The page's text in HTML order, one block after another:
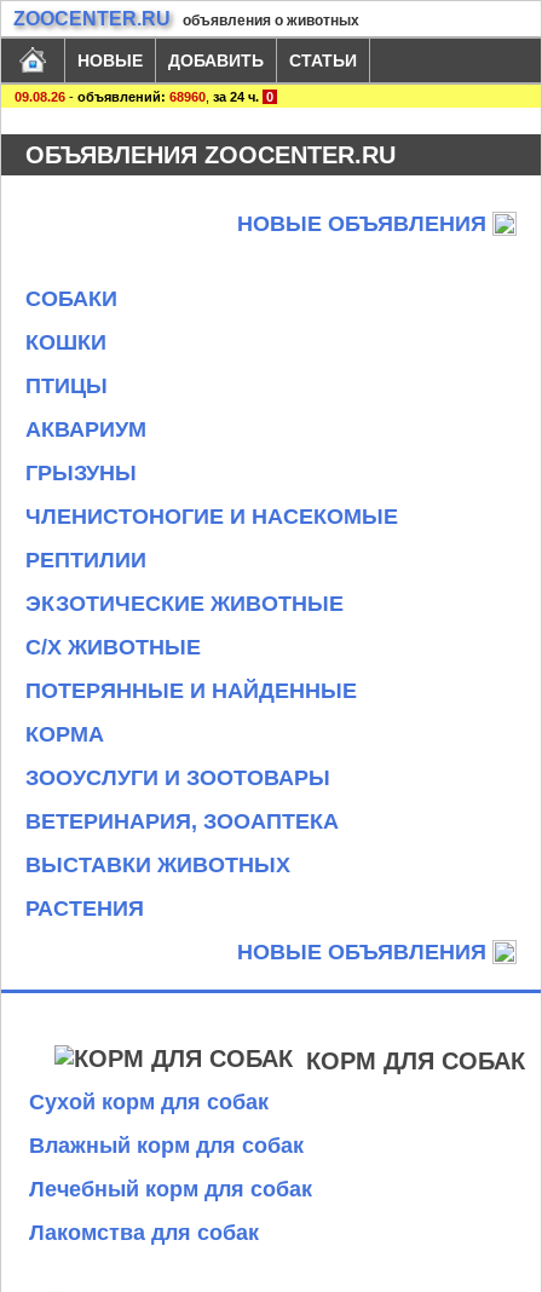
ZOOCENTER.RU объявления о животных
НОВЫЕ ДОБАВИТЬ СТАТЬИ
09.08.26 - объявлений: 68960 за 24 ч. 0
ОБЪЯВЛЕНИЯ ZOOCENTER.RU
НОВЫЕ ОБЪЯВЛЕНИЯ
СОБАКИ
КОШКИ
ПТИЦЫ
АКВАРИУМ
ГРЫЗУНЫ
ЧЛЕНИСТОНОГИЕ И НАСЕКОМЫЕ
РЕПТИЛИИ
ЭКЗОТИЧЕСКИЕ ЖИВОТНЫЕ
С/Х ЖИВОТНЫЕ
ПОТЕРЯННЫЕ И НАЙДЕННЫЕ
КОРМА
ЗООУСЛУГИ И ЗООТОВАРЫ
ВЕТЕРИНАРИЯ, ЗООАПТЕКА
ВЫСТАВКИ ЖИВОТНЫХ
РАСТЕНИЯ
НОВЫЕ ОБЪЯВЛЕНИЯ
КОРМ ДЛЯ СОБАК
Сухой корм для собак
Влажный корм для собак
Лечебный корм для собак
Лакомства для собак